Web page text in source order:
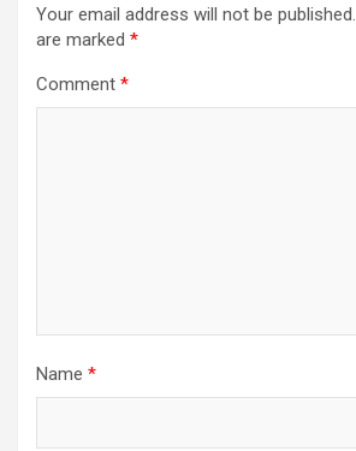
Your email address will not be published.
are marked *
Comment *
Name *